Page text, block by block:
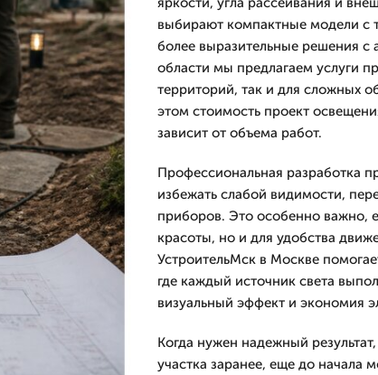
выбирают компактные модели с
более выразительные решения с
области мы предлагаем услуги
территорий, так и для сложных
этом стоимость проект
зависит от объема работ.
Профессиональная разработка
избежать слабой видимости,
приборов. Это особенно важно,
красоты, но и для удобства
УстроительМск в Москве
где каждый источник света
визуальный эффект и экономия
Когда нужен надежный
участка заранее, еще до начала